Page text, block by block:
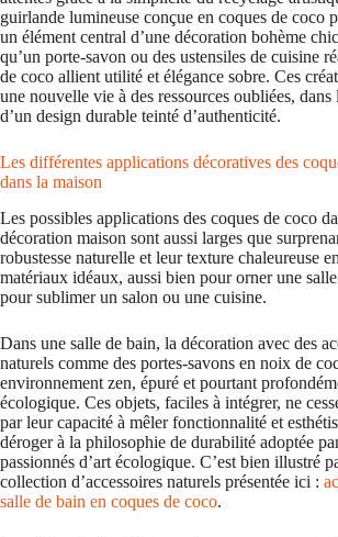
guirlande lumineuse conçue en coques de coco
un élément central d’une décoration bohème
qu’un porte-savon ou des ustensiles de cuisine
de coco allient utilité et élégance sobre. Ces
une nouvelle vie à des ressources oubliées, dans
d’un design durable teinté d’authenticité.
Les différentes applications décoratives des
dans la maison
Les possibles applications des coques de coco
décoration maison sont aussi larges que
robustesse naturelle et leur texture chaleureuse
matériaux idéaux, aussi bien pour orner une
pour sublimer un salon ou une cuisine.
Dans une salle de bain, la décoration avec des
naturels comme des portes-savons en noix de
environnement zen, épuré et pourtant
écologique. Ces objets, faciles à intégrer, ne
par leur capacité à mêler fonctionnalité et
déroger à la philosophie de durabilité adoptée
passionnés d’art écologique. C’est bien illustré
collection d’accessoires naturels présentée ici :
salle de bain en coques de coco.